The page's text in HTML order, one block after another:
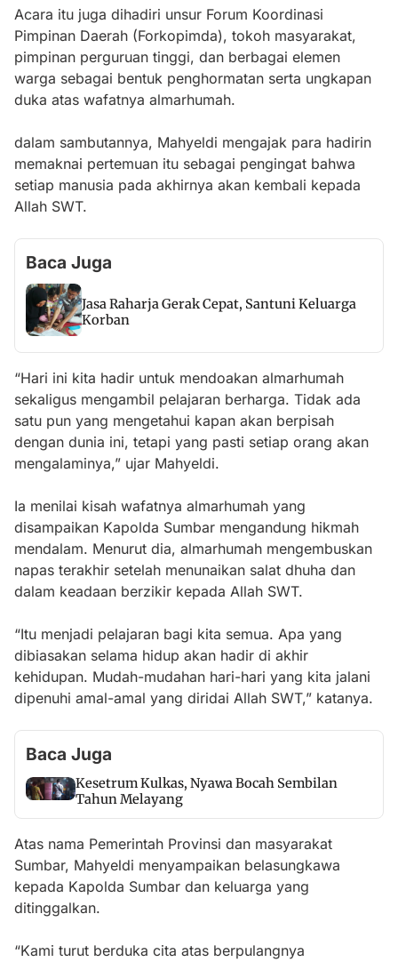
Acara itu juga dihadiri unsur Forum Koordinasi
Pimpinan Daerah (Forkopimda), tokoh masyarakat,
pimpinan perguruan tinggi, dan berbagai elemen
warga sebagai bentuk penghormatan serta ungkapan
duka atas wafatnya almarhumah.
dalam sambutannya, Mahyeldi mengajak para hadirin
memaknai pertemuan itu sebagai pengingat bahwa
setiap manusia pada akhirnya akan kembali kepada
Allah SWT.
Baca Juga
Jasa Raharja Gerak Cepat, Santuni Keluarga
Korban
“Hari ini kita hadir untuk mendoakan almarhumah
sekaligus mengambil pelajaran berharga. Tidak ada
satu pun yang mengetahui kapan akan berpisah
dengan dunia ini, tetapi yang pasti setiap orang akan
mengalaminya,” ujar Mahyeldi.
Ia menilai kisah wafatnya almarhumah yang
disampaikan Kapolda Sumbar mengandung hikmah
mendalam. Menurut dia, almarhumah mengembuskan
napas terakhir setelah menunaikan salat dhuha dan
dalam keadaan berzikir kepada Allah SWT.
“Itu menjadi pelajaran bagi kita semua. Apa yang
dibiasakan selama hidup akan hadir di akhir
kehidupan. Mudah-mudahan hari-hari yang kita jalani
dipenuhi amal-amal yang diridai Allah SWT,” katanya.
Baca Juga
Kesetrum Kulkas, Nyawa Bocah Sembilan
Tahun Melayang
Atas nama Pemerintah Provinsi dan masyarakat
Sumbar, Mahyeldi menyampaikan belasungkawa
kepada Kapolda Sumbar dan keluarga yang
ditinggalkan.
“Kami turut berduka cita atas berpulangnya